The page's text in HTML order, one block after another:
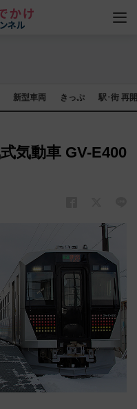
新型車両 きっぷ 駅･街 再
気動車 GV-E400